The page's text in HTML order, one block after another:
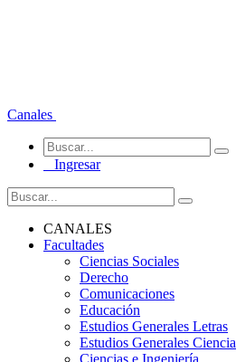
Canales
Ingresar
CANALES
Facultades
Ciencias Sociales
Derecho
Comunicaciones
Educación
Estudios Generales Letras
Estudios Generales
Ciencias e Ingeniería